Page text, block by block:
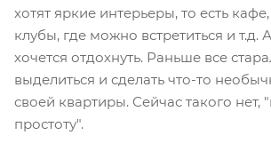
хотят яркие интерьеры, то есть
клубы, где можно встретиться и т.д.
хочется отдохнуть. Раньше все
выделиться и сделать что-то
своей квартиры. Сейчас такого нет,
простоту".